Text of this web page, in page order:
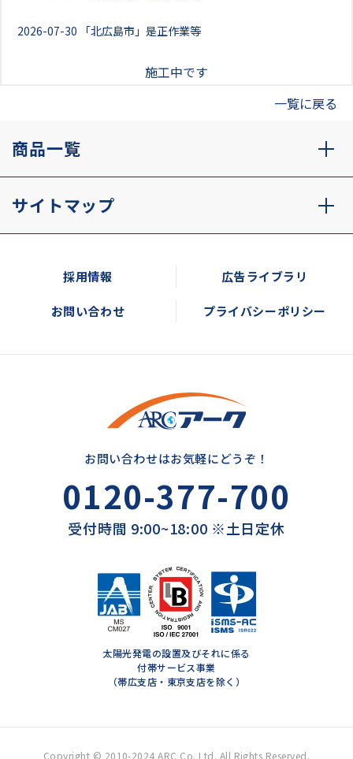
2026-07-30 「北広島市」是正作業等
施工中です
一覧に戻る
商品一覧
サイトマップ
採用情報 広告ライブラリ
お問い合わせ プライバシーポリシー
お問い合わせはお気軽にどうぞ！
0120-377-700
受付時間 9:00~18:00 ※土日定休
太陽光発電の設置及びそれに係る
付帯サービス事業
（帯広支店・東京支店を除く）
Copyright © 2010-2024 ARC Co. Ltd. All Rights Reserved.